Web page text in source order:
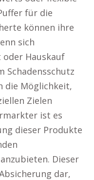
für die
können ihre
sich
oder Hauskauf
Schadensschutz
die Möglichkeit,
Zielen
ist es
dieser Produkte
Dieser
dar,